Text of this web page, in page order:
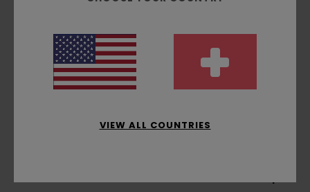
Kapuze:Single-Jersey-Futter an der Kapuze
Wasserbasierter Druck
Druck:Brust- und Rückendruck
30 % recycelte Baumwolle
Versand & Rückversand
VIEW ALL COUNTRIES